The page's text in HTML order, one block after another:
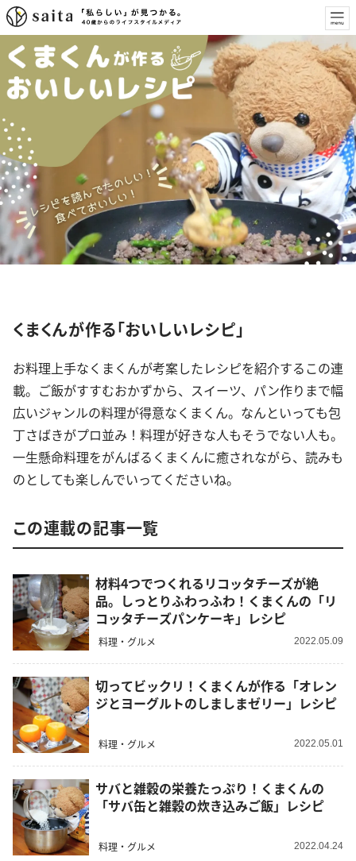
くまくんが作る「おいしいレシピ」
お料理上手なくまくんが考案したレシピを紹介するこの連
載。ご飯がすすむおかずから、スイーツ、パン作りまで幅
広いジャンルの料理が得意なくまくん。なんといっても包
丁さばきがプロ並み！料理が好きな人もそうでない人も。
一生懸命料理をがんばるくまくんに癒されながら、読みも
のとしても楽しんでいってくださいね。
この連載の記事一覧
材料4つでつくれるリコッタチーズが絶
品。しっとりふわっふわ！くまくんの「リ
コッタチーズパンケーキ」レシピ
料理・グルメ 2022.05.09
切ってビックリ！くまくんが作る「オレン
ジとヨーグルトのしましまゼリー」レシピ
料理・グルメ 2022.05.01
サバと雑穀の栄養たっぷり！くまくんの
「サバ缶と雑穀の炊き込みご飯」レシピ
料理・グルメ 2022.04.24